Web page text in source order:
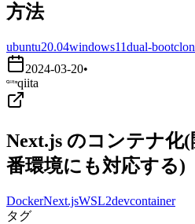
方法
ubuntu20.04windows11dual-boot
2024-03-20•
qiita
Next.js のコンテナ化
番環境にも対応する)
DockerNext.jsWSL2devcontainer
タグ